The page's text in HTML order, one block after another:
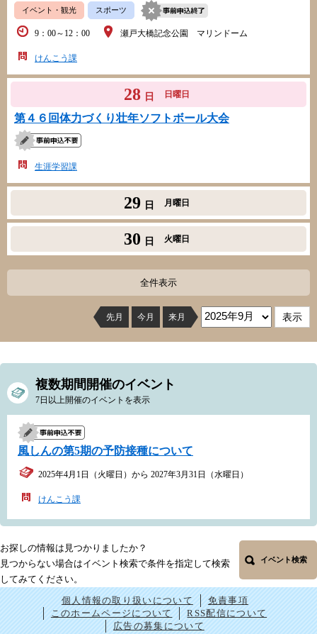
イベント・観光 スポーツ
9：00～12：00 瀬戸大橋記念公園 マリンドーム
けんこう課
28 日 日曜日
第４６回体力づくり壮年ソフトボール大会
生涯学習課
29 日 月曜日
30 日 火曜日
全件表示
先月 今月 来月
複数期間開催のイベント
7日以上開催のイベントを表示
風しんの第5期の予防接種について
2025年4月1日（火曜日）から 2027年3月31日（水曜日）
けんこう課
お探しの情報は見つかりましたか？
見つからない場合はイベント検索で条件を指定して検索
してみてください。
イベント検索
個人情報の取り扱いについて
免責事項
このホームページについて
RSS配信について
広告の募集について